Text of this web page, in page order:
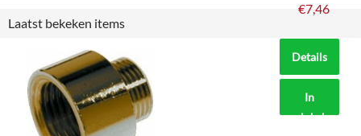
€7,46
Details
In
winkelmand
Laatst bekeken items